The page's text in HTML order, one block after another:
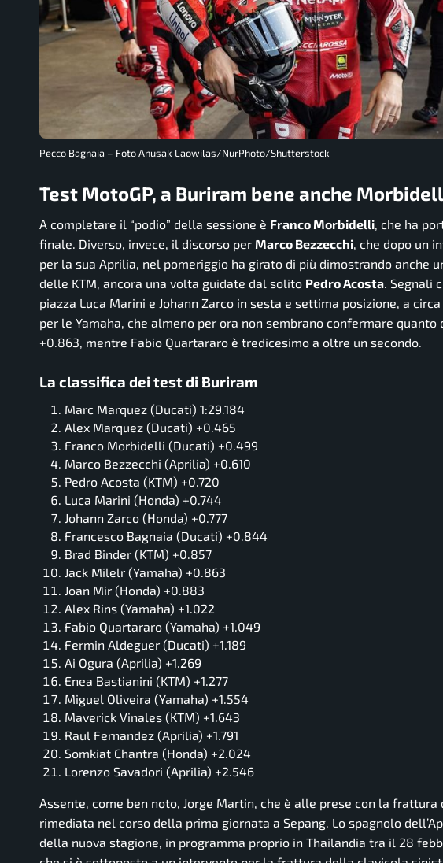
Pecco Bagnaia – Foto Anusak Laowilas/NurPhoto/Shutterstock
Test MotoGP, a Buriram bene anche
A completare il “podio” della sessione è Franco Morbidelli, che ha
finale. Diverso, invece, il discorso per Marco Bezzecchi, che dopo un
per la sua Aprilia, nel pomeriggio ha girato di più dimostrando anche
delle KTM, ancora una volta guidate dal solito Pedro Acosta. Segnali
piazza Luca Marini e Johann Zarco in sesta e settima posizione, a
per le Yamaha, che almeno per ora non sembrano confermare
+0.863, mentre Fabio Quartararo è tredicesimo a oltre un secondo.
La classifica dei test di Buriram
Marc Marquez (Ducati) 1:29.184
Alex Marquez (Ducati) +0.465
Franco Morbidelli (Ducati) +0.499
Marco Bezzecchi (Aprilia) +0.610
Pedro Acosta (KTM) +0.720
Luca Marini (Honda) +0.744
Johann Zarco (Honda) +0.777
Francesco Bagnaia (Ducati) +0.844
Brad Binder (KTM) +0.857
Jack Milelr (Yamaha) +0.863
Joan Mir (Honda) +0.883
Alex Rins (Yamaha) +1.022
Fabio Quartararo (Yamaha) +1.049
Fermin Aldeguer (Ducati) +1.189
Ai Ogura (Aprilia) +1.269
Enea Bastianini (KTM) +1.277
Miguel Oliveira (Yamaha) +1.554
Maverick Vinales (KTM) +1.643
Raul Fernandez (Aprilia) +1.791
Somkiat Chantra (Honda) +2.024
Lorenzo Savadori (Aprilia) +2.546
Assente, come ben noto, Jorge Martin, che è alle prese con la
rimediata nel corso della prima giornata a Sepang. Lo spagnolo
della nuova stagione, in programma proprio in Thailandia tra il 28